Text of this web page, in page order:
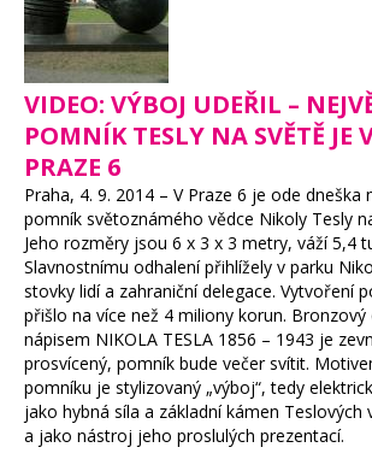
VIDEO: VÝBOJ UDEŘIL –
POMNÍK TESLY NA SVĚTĚ JE
PRAZE 6
Praha, 4. 9. 2014 – V Praze 6 je ode dneška
pomník světoznámého vědce Nikoly Tesly
Jeho rozměry jsou 6 x 3 x 3 metry, váží 5,4
Slavnostnímu odhalení přihlížely v parku
stovky lidí a zahraniční delegace. Vytvoření
přišlo na více než 4 miliony korun. Bronzový
nápisem NIKOLA TESLA 1856 – 1943 je
prosvícený, pomník bude večer svítit.
pomníku je stylizovaný „výboj“, tedy
jako hybná síla a základní kámen Teslových
a jako nástroj jeho proslulých prezentací.